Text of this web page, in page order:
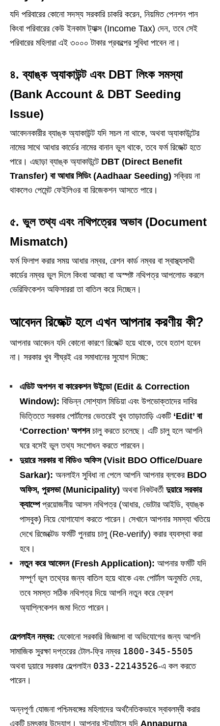
যদি পরিবারের কোনো সদস্য সরকারি চাকরি করেন, নিয়মিত পেনশন পান
কিংবা পরিবারের কেউ ইনকাম ট্যাক্স (Income Tax) দেন, তবে সেই
পরিবারের মহিলারা এই ৩০০০ টাকার প্রকল্পের সুবিধা পাবেন না।
৪. ব্যাঙ্ক অ্যাকাউন্ট এবং DBT লিংক সমস্যা
(Bank Account & DBT Seeding
Issue)
আবেদনকারীর ব্যাঙ্ক অ্যাকাউন্ট যদি সচল না থাকে, অথবা অ্যাকাউন্টের
নামের সাথে আধার কার্ডের নামের বানান ভুল থাকে, তবে ফর্ম রিজেক্ট হতে
পারে। এছাড়া ব্যাঙ্ক অ্যাকাউন্টে DBT (Direct Benefit
Transfer) বা আধার সিডিং (Aadhaar Seeding) সক্রিয় না
থাকলেও পেমেন্ট ফেইলিওর বা রিজেকশন আসতে পারে।
৫. ভুল তথ্য এবং নথিপত্রের অভাব (Document
Mismatch)
ফর্ম ফিলাপ করার সময় আধার নম্বর, রেশন কার্ড নম্বর বা স্বাস্থ্যসাথী
কার্ডের নম্বর ভুল দিলে কিংবা আবছা বা অস্পষ্ট নথিপত্র আপলোড করলে
ভেরিফিকেশন অফিসাররা তা বাতিল করে দিচ্ছেন।
আবেদন রিজেক্ট হলে এখন আপনার করণীয় কী?
আপনার আবেদন যদি কোনো কারণে রিজেক্ট হয়ে থাকে, তবে হতাশ হবেন
না। সরকার খুব শীঘ্রই এর সমাধানের সুযোগ দিচ্ছে:
এডিট অপশন বা কারেকশন উইন্ডো (Edit & Correction
Window): বিভিন্ন সোশ্যাল মিডিয়া এবং উপভোক্তাদের দাবির
ভিত্তিতে সরকার পোর্টালের ভেতরেই খুব তাড়াতাড়ি একটি ‘Edit’ বা
‘Correction’ অপশনচালু করতে চলেছে। এটি চালু হলে আপনি
ঘরে বসেই ভুল তথ্য সংশোধন করতে পারবেন।
দুয়ারে সরকার বা বিডিও অফিস (Visit BDO Office/Duare
Sarkar): অনলাইন সুবিধা না পেলে আপনি আপনার ব্লকের BDO
অফিস, পুরসভা (Municipality) অথবা নিকটবর্তী দুয়ারে সরকার
ক্যাম্পেপ্রয়োজনীয় আসল নথিপত্র (আধার, ভোটার আইডি, ব্যাঙ্ক
পাসবুক) নিয়ে যোগাযোগ করতে পারেন। সেখানে আপনার সমস্যা খতিয়ে
দেখে রিজেক্টেড ফর্মটি পুনরায় চালু (Re-verify) করার ব্যবস্থা করা
হবে।
নতুন করে আবেদন (Fresh Application): আপনার ফর্মটি যদি
সম্পূর্ণ ভুল তথ্যের জন্য বাতিল হয়ে থাকে এবং পোর্টাল অনুমতি দেয়,
তবে সমস্ত সঠিক নথিপত্র দিয়ে আপনি নতুন করে ফ্রেশ
অ্যাপ্লিকেশন জমা দিতে পারেন।
হেল্পলাইন নম্বর: যেকোনো সরকারি জিজ্ঞাসা বা অভিযোগের জন্য আপনি
সামাজিক সুরক্ষা দপ্তরের টোল-ফ্রি নম্বর 1800-345-5505
অথবা দুয়ারে সরকার হেল্পলাইন 033-22143526-এ কল করতে
পারেন।
অন্নপূর্ণা যোজনা পশ্চিমবঙ্গের মহিলাদের অর্থনৈতিকভাবে স্বাবলম্বী করার
একটি চমৎকার উদ্যোগ। আপনার স্ট্যাটাসে যদি Annapurna